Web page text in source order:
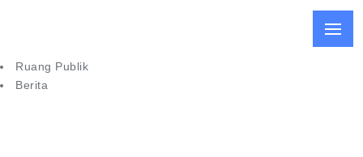
Ruang Publik
Berita